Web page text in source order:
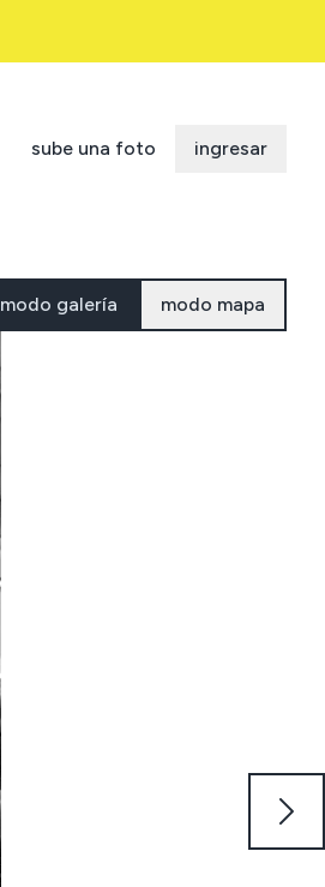
sube una foto ingresar
modo galería modo mapa